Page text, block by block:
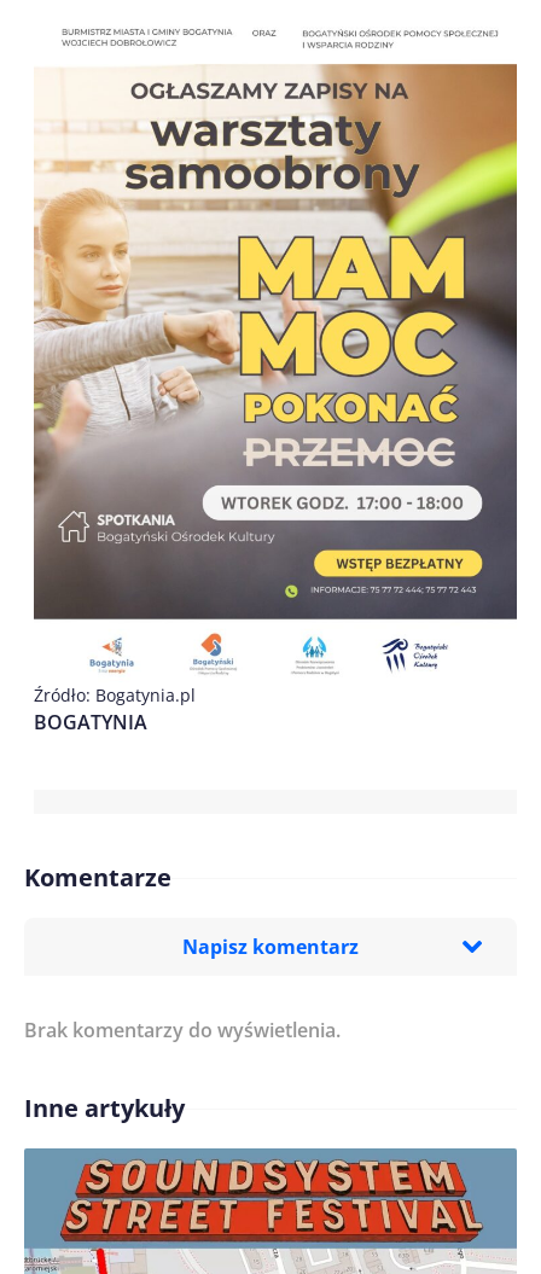
Źródło: Bogatynia.pl
BOGATYNIA
Komentarze
Napisz komentarz
Treść komentarza*
Imię/ Nick*
Brak komentarzy do wyświetlenia.
Inne artykuły